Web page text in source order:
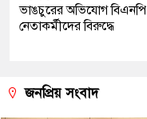
ভাঙচুরের অভিযোগ বিএনপি
নেতাকর্মীদের বিরুদ্ধে
জনপ্রিয় সংবাদ